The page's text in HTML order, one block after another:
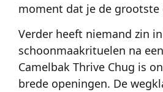
moment dat je de grootste
Verder heeft niemand zin
schoonmaakrituelen na
Camelbak Thrive Chug is
brede openingen. De